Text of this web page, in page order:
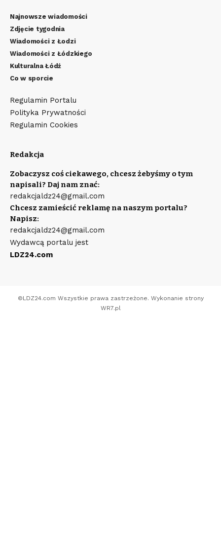
Najnowsze wiadomości
Zdjęcie tygodnia
Wiadomości z Łodzi
Wiadomości z Łódzkiego
Kulturalna Łódź
Co w sporcie
Regulamin Portalu
Polityka Prywatności
Regulamin Cookies
Redakcja
Zobaczysz coś ciekawego, chcesz żebyśmy o tym
napisali? Daj nam znać:
redakcjaldz24@gmail.com
Chcesz zamieścić reklamę na naszym portalu?
Napisz:
redakcjaldz24@gmail.com
Wydawcą portalu jest
LDZ24.com
©LDZ24.com Wszystkie prawa zastrzeżone. Wykonanie strony
WR7.pl